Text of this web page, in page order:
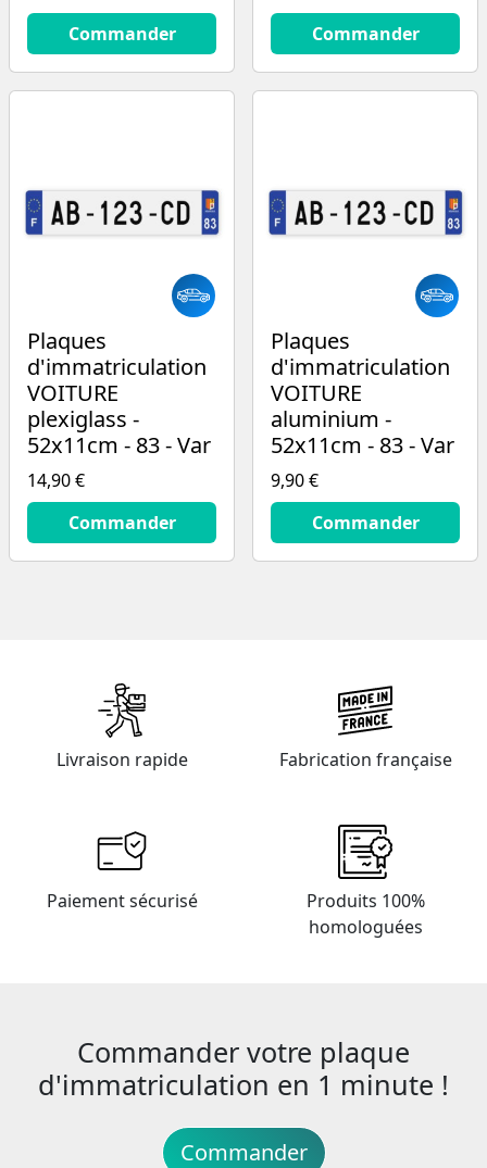
14.9
€Commander
13.9
€Commander
Plaques
d'immatriculation
VOITURE
plexiglass -
52x11cm - 83 - Var
14,90 €
14.9
€Commander
Plaques
d'immatriculation
VOITURE
aluminium -
52x11cm - 83 - Var
9,90 €
9.9
Commander
Livraison rapide Fabrication française
Paiement sécurisé
Produits 100%
homologuées
Commander votre plaque
d'immatriculation en 1 minute !
Commander